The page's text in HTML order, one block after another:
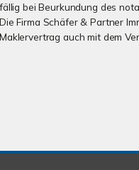
fällig bei Beurkundung des
Die Firma Schäfer & Partner
Maklervertrag auch mit dem